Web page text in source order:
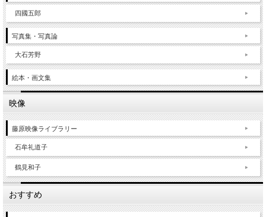
四國五郎
写真集・写真論
大石芳野
絵本・画文集
映像
藤原映像ライブラリー
石牟礼道子
鶴見和子
おすすめ